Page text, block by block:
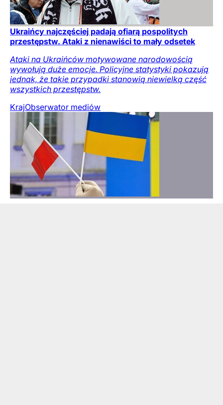
Ukraińcy najczęściej padają ofiarą pospolitych
przestępstw. Ataki z nienawiści to mały odsetek
Ataki na Ukraińców motywowane narodowością
wywołują duże emocje. Policyjne statystyki pokazują
jednak, że takie przypadki stanowią niewielką część
wszystkich przestępstw.
KrajObserwator mediów